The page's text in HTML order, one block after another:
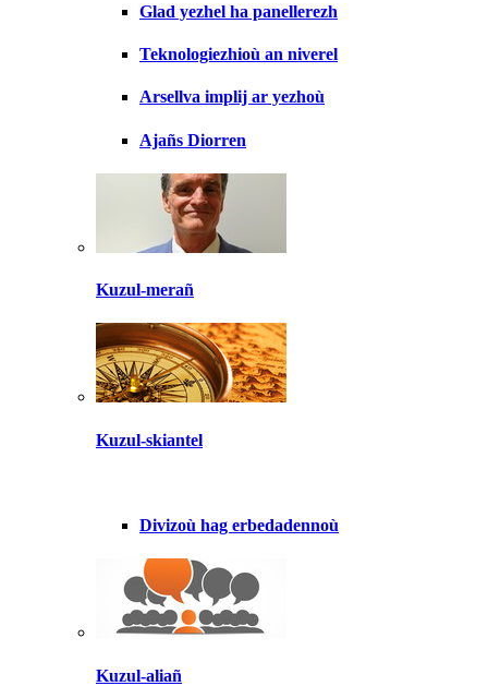
Glad yezhel ha panellerezh
Teknologiezhioù an niverel
Arsellva implij ar yezhoù
Ajañs Diorren
Kuzul-merañ
Kuzul-skiantel
Divizoù hag erbedadennoù
Kuzul-aliañ